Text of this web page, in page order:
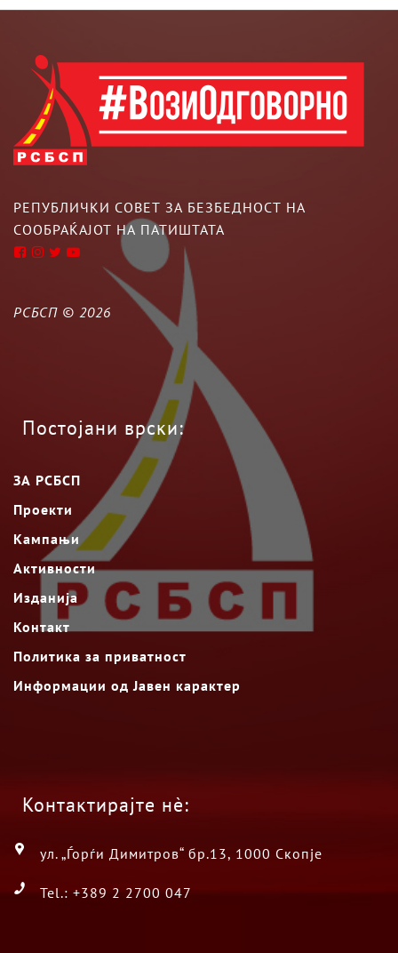
РЕПУБЛИЧКИ СОВЕТ ЗА БЕЗБЕДНОСТ НА
СООБРАЌАЈОТ НА ПАТИШТАТА
РСБСП © 2026
Постојани врски:
ЗА РСБСП
Проекти
Кампањи
Активности
Изданија
Контакт
Политика за приватност
Информации од Јавен карактер
Контактирајте нè:
ул. „Ѓорѓи Димитров“ бр.13, 1000 Скопје
Tel.: +389 2 2700 047